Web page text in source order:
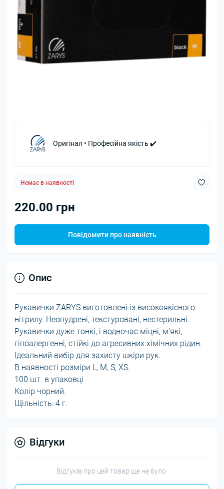
Оригінал • Професійна якість ✔️
Немає в наявності
220.00 грн
Повідомити про наявність
Опис
Рукавички ZARYS виготовлені із високоякісного
нітрилу. Неопудрені, текстуровані, нестерильні.
Рукавички дуже тонкі, і водночас міцні, м'які,
гіпоалергенні, стійкі до агресивних хімічних рідин.
Ідеальний вибір для захисту шкіри рук.
В наявності розміри L, M, S, XS.
100 шт. в упаковці
Колір чорний.
Щільність: 4 г.
Відгуки
Відгуків про цей товар ще не було.